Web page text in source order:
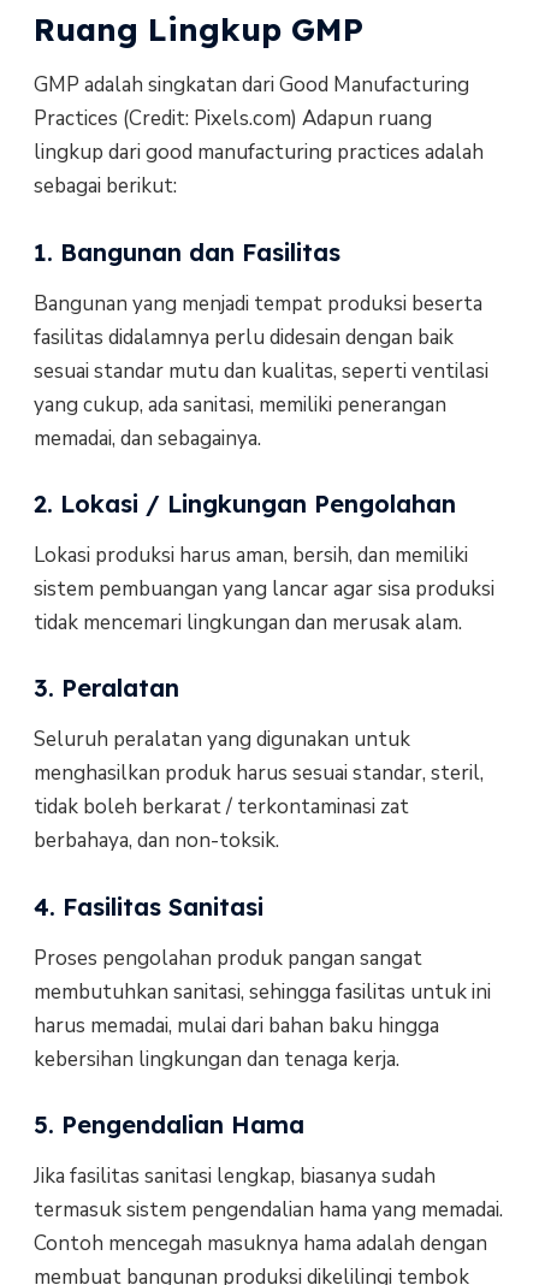
Ruang Lingkup GMP
GMP adalah singkatan dari Good Manufacturing
Practices (Credit: Pixels.com) Adapun ruang
lingkup dari good manufacturing practices adalah
sebagai berikut:
1. Bangunan dan Fasilitas
Bangunan yang menjadi tempat produksi beserta
fasilitas didalamnya perlu didesain dengan baik
sesuai standar mutu dan kualitas, seperti ventilasi
yang cukup, ada sanitasi, memiliki penerangan
memadai, dan sebagainya.
2. Lokasi / Lingkungan Pengolahan
Lokasi produksi harus aman, bersih, dan memiliki
sistem pembuangan yang lancar agar sisa produksi
tidak mencemari lingkungan dan merusak alam.
3. Peralatan
Seluruh peralatan yang digunakan untuk
menghasilkan produk harus sesuai standar, steril,
tidak boleh berkarat / terkontaminasi zat
berbahaya, dan non-toksik.
4. Fasilitas Sanitasi
Proses pengolahan produk pangan sangat
membutuhkan sanitasi, sehingga fasilitas untuk ini
harus memadai, mulai dari bahan baku hingga
kebersihan lingkungan dan tenaga kerja.
5. Pengendalian Hama
Jika fasilitas sanitasi lengkap, biasanya sudah
termasuk sistem pengendalian hama yang memadai.
Contoh mencegah masuknya hama adalah dengan
membuat bangunan produksi dikelilingi tembok